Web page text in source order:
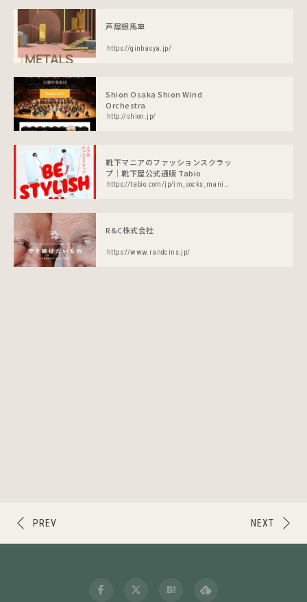
芦屋銀馬車
https://ginbasya.jp/
Shion Osaka Shion Wind
Orchestra
http://shion.jp/
靴下マニアのファッションスクラッ
プ｜靴下屋公式通販 Tabio
https://tabio.com/jp/im_socks_mania_vol21/
R&C株式会社
https://www.randcins.jp/
NEXT
PREV